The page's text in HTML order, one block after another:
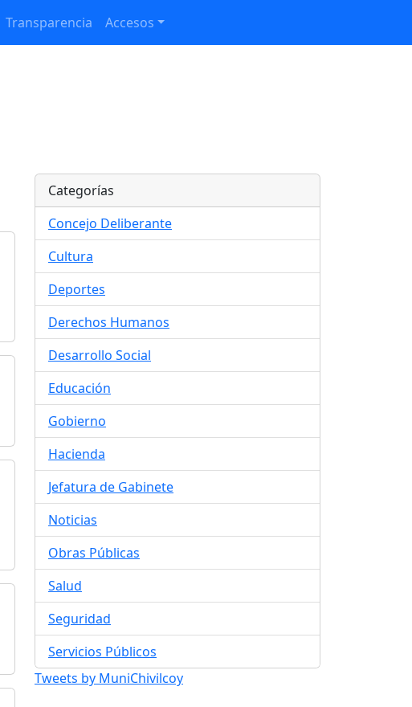
Transparencia Accesos
Categorías
Concejo Deliberante
Cultura
Deportes
Derechos Humanos
Desarrollo Social
Educación
Gobierno
Hacienda
Jefatura de Gabinete
Noticias
Obras Públicas
Salud
Seguridad
Servicios Públicos
Tweets by MuniChivilcoy